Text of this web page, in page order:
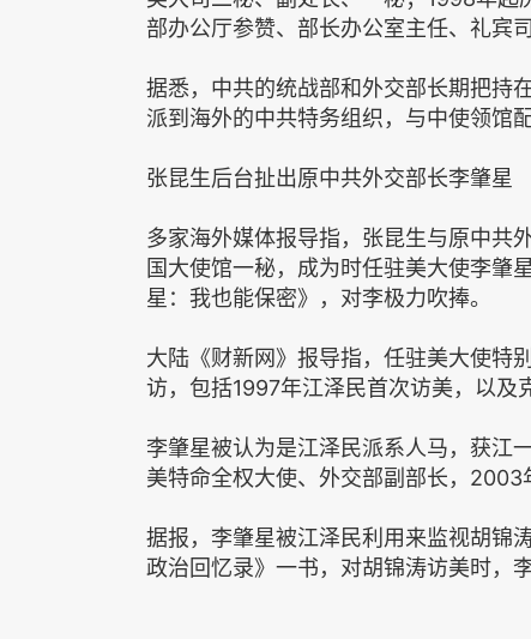
部办公厅参赞、部长办公室主任、礼宾
据悉，中共的统战部和外交部长期把持
派到海外的中共特务组织，与中使领馆
张昆生后台扯出原中共外交部长李肇星
多家海外媒体报导指，张昆生与原中共
国大使馆一秘，成为时任驻美大使李肇
星：我也能保密》，对李极力吹捧。
大陆《财新网》报导指，任驻美大使特
访，包括1997年江泽民首次访美，以及
李肇星被认为是江泽民派系人马，获江
美特命全权大使、外交部副部长，2003
据报，李肇星被江泽民利用来监视胡锦
政治回忆录》一书，对胡锦涛访美时，